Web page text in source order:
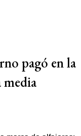
pagó en la
media